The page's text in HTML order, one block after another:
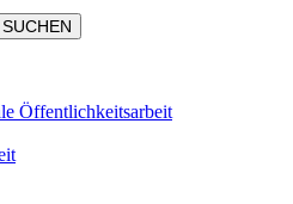
Öffentlichkeitsarbeit